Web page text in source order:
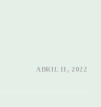
ABRIL 11, 2022